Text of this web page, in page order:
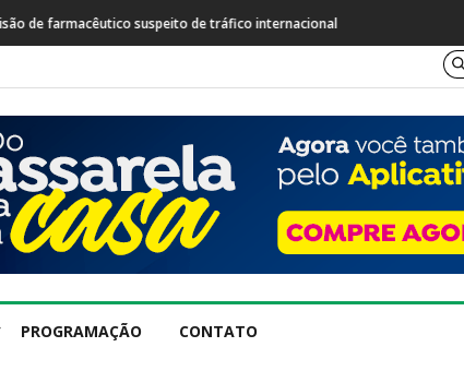
de farmacêutico suspeito de tráfico internacional
PROGRAMAÇÃO CONTATO